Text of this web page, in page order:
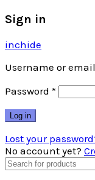
Sign in
inchide
Username or email
Password *
Log in
Lost your
No account yet?
Search